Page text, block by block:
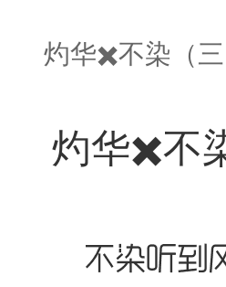
灼华✖️不染（三
灼华✖️不